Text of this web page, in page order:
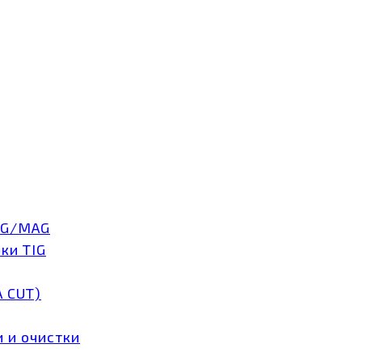
MAG
TIG
и очистки